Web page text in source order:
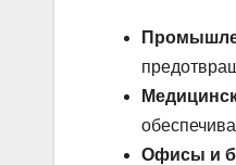
Офисы и